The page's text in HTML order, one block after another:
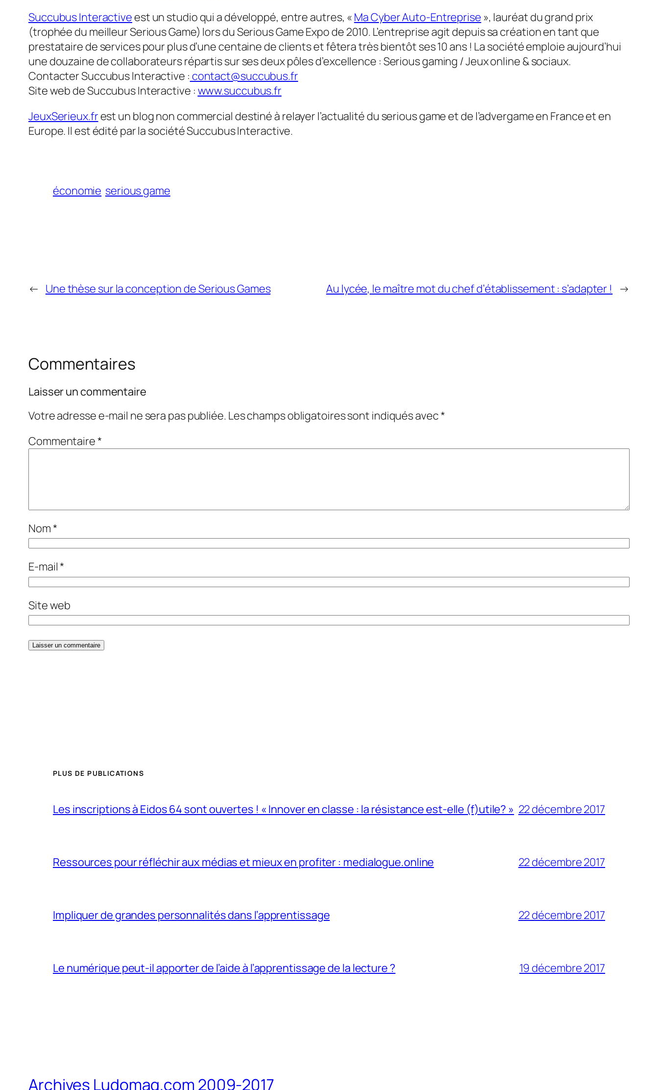
Succubus Interactive est un studio qui a développé, entre autres, « Ma Cyber Auto-Entreprise », lauréat du grand prix
(trophée du meilleur Serious Game) lors du Serious Game Expo de 2010. L’entreprise agit depuis sa création en tant que
prestataire de services pour plus d’une centaine de clients et fêtera très bientôt ses 10 ans ! La société emploie aujourd’hui
une douzaine de collaborateurs répartis sur ses deux pôles d’excellence : Serious gaming / Jeux online & sociaux.
Contacter Succubus Interactive : contact@succubus.fr
Site web de Succubus Interactive : www.succubus.fr
JeuxSerieux.frest un blog non commercial destiné à relayer l’actualité du serious game et de l’advergame en France et en
Europe. Il est édité par la société Succubus Interactive.
économie serious game
← Une thèse sur la conception de Serious Games Au lycée, le maître mot du chef d’établissement : s’adapter ! →
Commentaires
Laisser un commentaire
Votre adresse e-mail ne sera pas publiée. Les champs obligatoires sont indiqués avec*
Commentaire*
Nom*
E-mail*
Site web
PLUS DE PUBLICATIONS
Les inscriptions à Eidos 64 sont ouvertes ! « Innover en classe : la résistance est-elle (f)utile? » 22 décembre 2017
Ressources pour réfléchir aux médias et mieux en profiter : medialogue.online 22 décembre 2017
Impliquer de grandes personnalités dans l’apprentissage 22 décembre 2017
Le numérique peut-il apporter de l’aide à l’apprentissage de la lecture ? 19 décembre 2017
Archives Ludomag.com 2009-2017